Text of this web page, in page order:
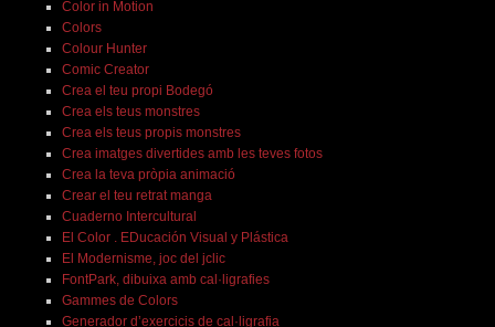
Color in Motion
Colors
Colour Hunter
Comic Creator
Crea el teu propi Bodegó
Crea els teus monstres
Crea els teus propis monstres
Crea imatges divertides amb les teves fotos
Crea la teva pròpia animació
Crear el teu retrat manga
Cuaderno Intercultural
El Color . EDucación Visual y Plástica
El Modernisme, joc del jclic
FontPark, dibuixa amb cal·ligrafies
Gammes de Colors
Generador d’exercicis de cal·ligrafia